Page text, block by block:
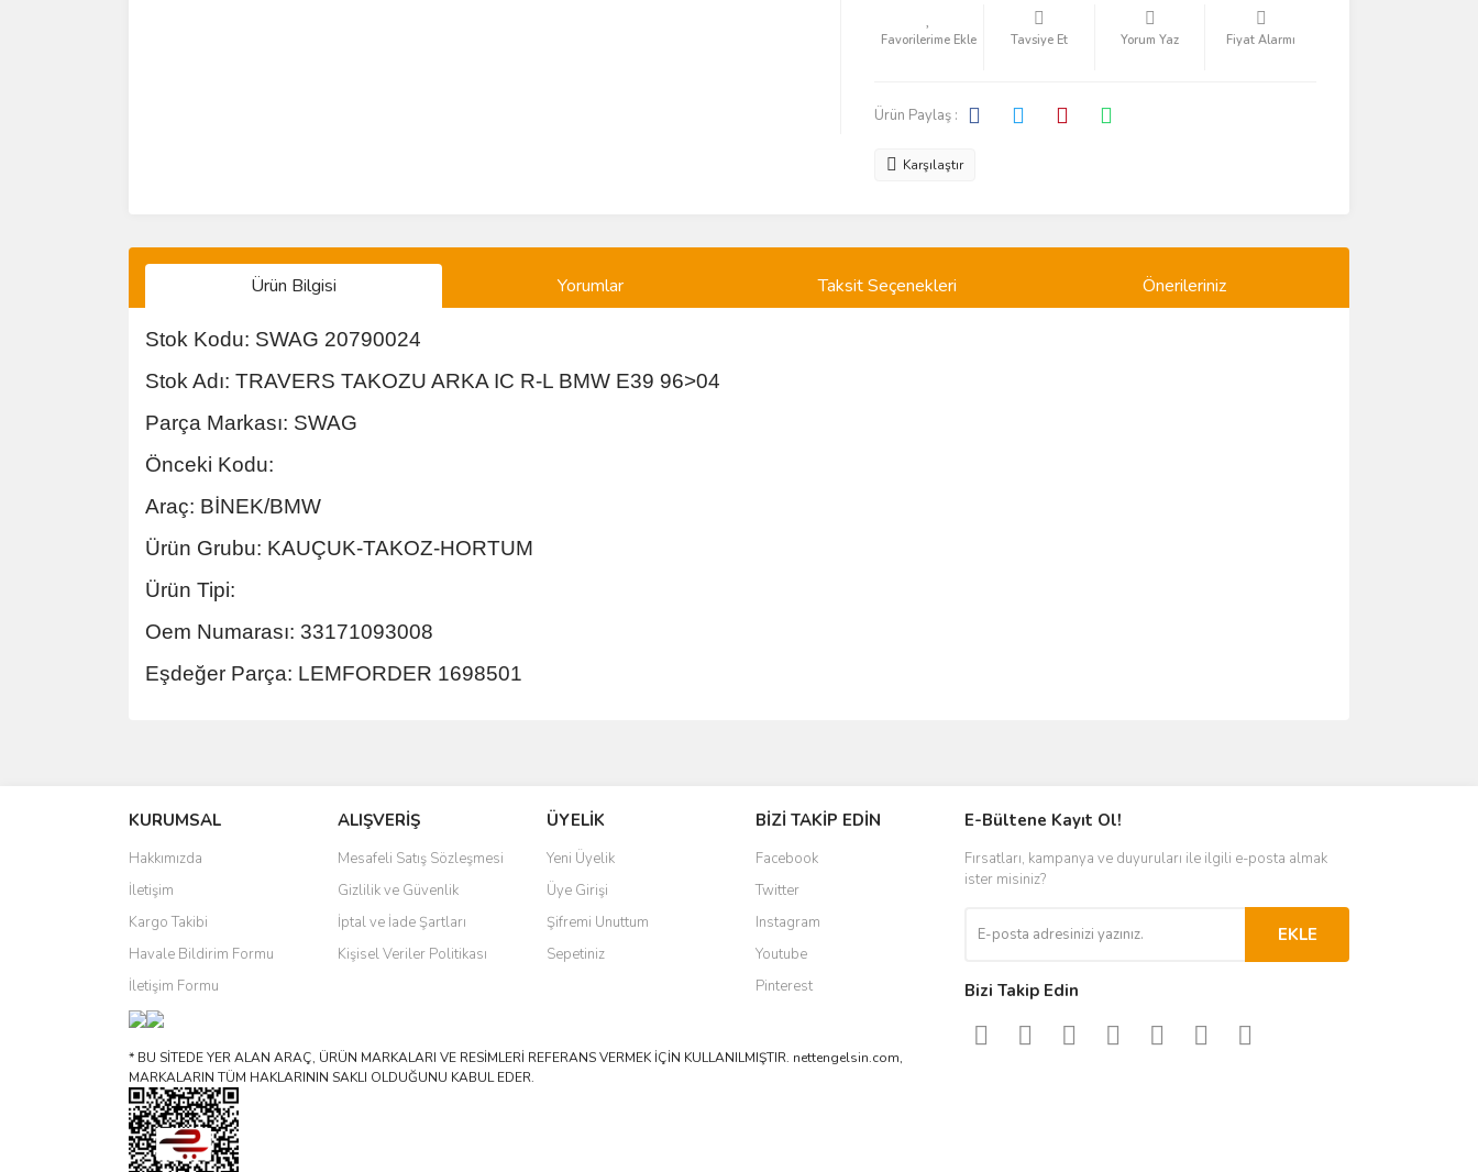
Tavsiye Et Yorum Yaz Fiyat Alarmı
Ürün Paylaş :
Karşılaştır
Ürün Bilgisi Yorumlar Taksit Seçenekleri Önerileriniz
Stok Kodu: SWAG 20790024
Stok Adı: TRAVERS TAKOZU ARKA IC R-L BMW E39 96>04
Parça Markası: SWAG
Önceki Kodu:
Araç: BİNEK/BMW
Ürün Grubu: KAUÇUK-TAKOZ-HORTUM
Ürün Tipi:
Oem Numarası: 33171093008
Eşdeğer Parça: LEMFORDER 1698501
Ürün resmi kalitesiz, bozuk veya görüntülenemiyor.
Ürün açıklamasında eksik bilgiler bulunuyor.
Ürün bilgilerinde hatalar bulunuyor.
Ürün fiyatı diğer sitelerden daha pahalı.
Bu ürüne benzer farklı alternatifler olmalı.
KURUMSAL
Hakkımızda
İletişim
Kargo Takibi
Havale Bildirim Formu
İletişim Formu
ALIŞVERİŞ
Mesafeli Satış Sözleşmesi
Gizlilik ve Güvenlik
İptal ve İade Şartları
Kişisel Veriler Politikası
ÜYELİK
Yeni Üyelik
Üye Girişi
Şifremi Unuttum
Sepetiniz
BİZİ TAKİP EDİN
Facebook
Twitter
Instagram
Youtube
Pinterest
* BU SİTEDE YER ALAN ARAÇ, ÜRÜN MARKALARI VE RESİMLERİ REFERANS VERMEK İÇİN KULLANILMIŞTIR. nettengelsin.com,
MARKALARIN TÜM HAKLARININ SAKLI OLDUĞUNU KABUL EDER.
E-Bültene Kayıt Ol!
Fırsatları, kampanya ve duyuruları ile ilgili e-posta almak
ister misiniz?
EKLE
Bizi Takip Edin